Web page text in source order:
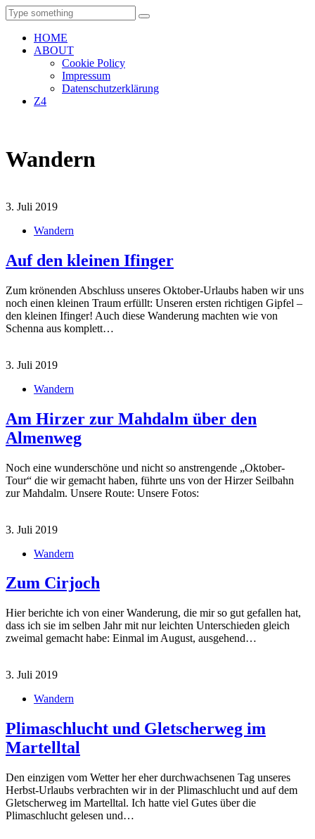
HOME
ABOUT
Cookie Policy
Impressum
Datenschutzerklärung
Z4
Wandern
3. Juli 2019
Wandern
Auf den kleinen Ifinger
Zum krönenden Abschluss unseres Oktober-Urlaubs haben wir uns
noch einen kleinen Traum erfüllt: Unseren ersten richtigen Gipfel –
den kleinen Ifinger! Auch diese Wanderung machten wie von
Schenna aus komplett…
3. Juli 2019
Wandern
Am Hirzer zur Mahdalm über den
Almenweg
Noch eine wunderschöne und nicht so anstrengende „Oktober-
Tour“ die wir gemacht haben, führte uns von der Hirzer Seilbahn
zur Mahdalm. Unsere Route: Unsere Fotos:
3. Juli 2019
Wandern
Zum Cirjoch
Hier berichte ich von einer Wanderung, die mir so gut gefallen hat,
dass ich sie im selben Jahr mit nur leichten Unterschieden gleich
zweimal gemacht habe: Einmal im August, ausgehend…
3. Juli 2019
Wandern
Plimaschlucht und Gletscherweg im
Martelltal
Den einzigen vom Wetter her eher durchwachsenen Tag unseres
Herbst-Urlaubs verbrachten wir in der Plimaschlucht und auf dem
Gletscherweg im Martelltal. Ich hatte viel Gutes über die
Plimaschlucht gelesen und…
Find out more.